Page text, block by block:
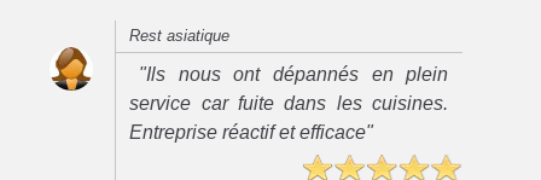
Rest asiatique
"Ils nous ont dépannés en plein
service car fuite dans les cuisines.
Entreprise réactif et efficace"